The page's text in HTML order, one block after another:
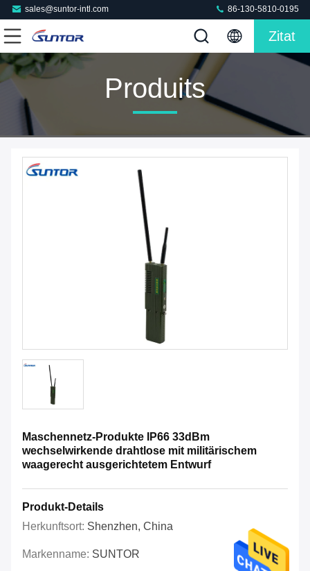
sales@suntor-intl.com 86-130-5810-0195
Zitat
Produits
Maschennetz-Produkte IP66 33dBm
wechselwirkende drahtlose mit militärischem
waagerecht ausgerichtetem Entwurf
Produkt-Details
Herkunftsort: Shenzhen, China
Markenname: SUNTOR